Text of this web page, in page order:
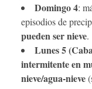
Domingo 4:
episodios de
pueden ser nieve.
Lunes 5
intermitente en
nieve/agua-nieve